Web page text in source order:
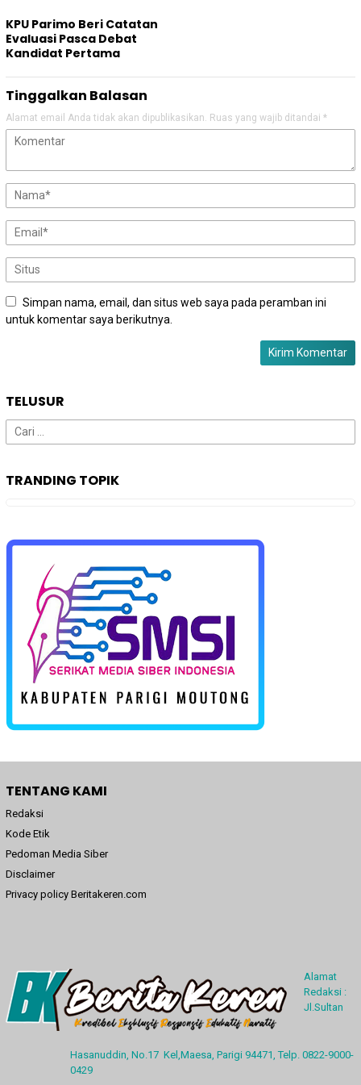
KPU Parimo Beri Catatan
Evaluasi Pasca Debat
Kandidat Pertama
Tinggalkan Balasan
Alamat email Anda tidak akan dipublikasikan. Ruas yang wajib ditandai *
Simpan nama, email, dan situs web saya pada peramban ini
untuk komentar saya berikutnya.
TELUSUR
Cari
untuk:
TRANDING TOPIK
TENTANG KAMI
Redaksi
Kode Etik
Pedoman Media Siber
Disclaimer
Privacy policy Beritakeren.com
Alamat
Redaksi :
Jl.Sultan
Hasanuddin, No.17 Kel,Maesa, Parigi 94471, Telp. 0822-9000-
0429